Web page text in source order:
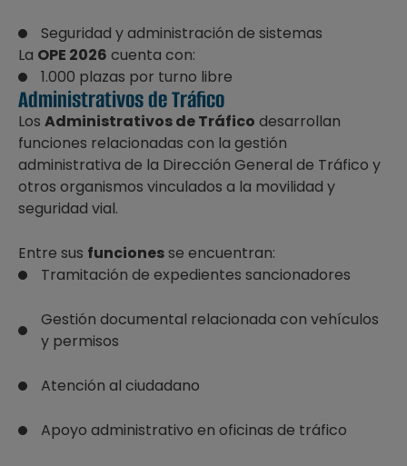
Seguridad y administración de sistemas
La OPE 2026 cuenta con:
1.000 plazas por turno libre
Administrativos de Tráfico
Los Administrativos de Tráfico desarrollan
funciones relacionadas con la gestión
administrativa de la Dirección General de Tráfico y
otros organismos vinculados a la movilidad y
seguridad vial.
Entre sus funcionesse encuentran:
Tramitación de expedientes sancionadores
Gestión documental relacionada con vehículos
y permisos
Atención al ciudadano
Apoyo administrativo en oficinas de tráfico